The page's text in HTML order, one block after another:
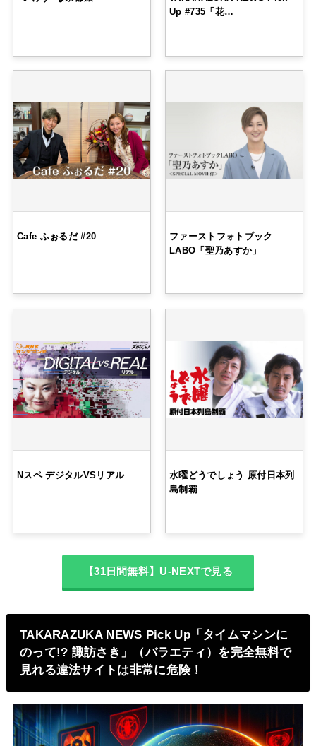
Up #735「花…
Cafe ふぉるだ #20
ファーストフォトブック
LABO「聖乃あすか」
Nスペ デジタルVSリアル
水曜どうでしょう 原付日本列
島制覇
【31日間無料】U-NEXTで見る
TAKARAZUKA NEWS Pick Up「タイムマシンに
のって!? 諏訪さき」（バラエティ）を完全無料で
見れる違法サイトは非常に危険！